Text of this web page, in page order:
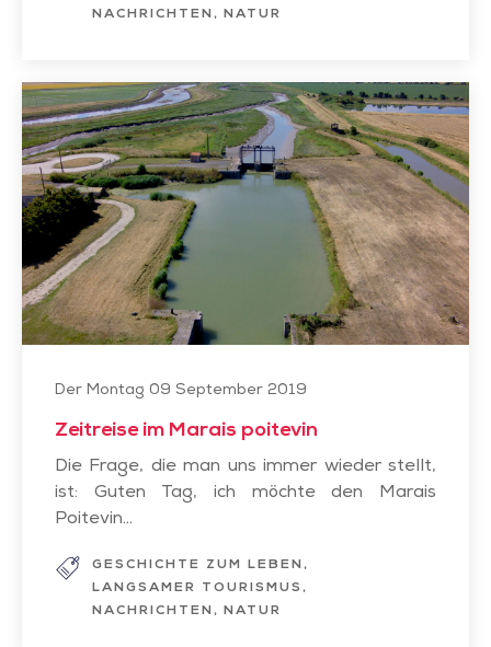
NACHRICHTEN
NATUR
Zeitreise
im
Marais
poitevin
Der Montag 09 September 2019
Zeitreise im Marais poitevin
Die Frage, die man uns immer wieder stellt,
ist: Guten Tag, ich möchte den Marais
Poitevin...
GESCHICHTE ZUM LEBEN
LANGSAMER TOURISMUS
NACHRICHTEN
NATUR